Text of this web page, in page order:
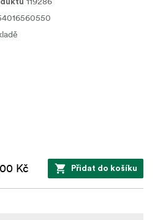
Kč Přidat do košíku